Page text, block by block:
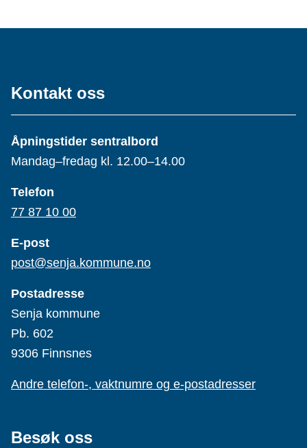
Kontakt oss
Åpningstider sentralbord
Mandag–fredag kl. 12.00–14.00
Telefon
77 87 10 00
E-post
post@senja.kommune.no
Postadresse
Senja kommune
Pb. 602
9306 Finnsnes
Andre telefon-, vaktnumre og e-postadresser
Besøk oss